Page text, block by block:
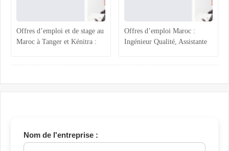
Offres d’emploi et de stage au
Maroc à Tanger et Kénitra :
Offres d’emploi Maroc :
Ingénieur Qualité, Assistante
Nom de l'entreprise :